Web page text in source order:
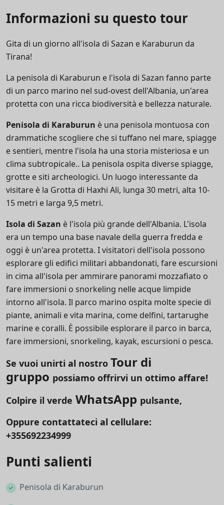
Informazioni su questo tour
Gita di un giorno all'isola di Sazan e Karaburun da
Tirana!
La penisola di Karaburun e l'isola di Sazan fanno parte
di un parco marino nel sud-ovest dell'Albania, un'area
protetta con una ricca biodiversità e bellezza naturale.
Penisola di Karaburun è una penisola montuosa con
drammatiche scogliere che si tuffano nel mare, spiagge
e sentieri, mentre l'isola ha una storia misteriosa e un
clima subtropicale.. La penisola ospita diverse spiagge,
grotte e siti archeologici. Un luogo interessante da
visitare è la Grotta di Haxhi Ali, lunga 30 metri, alta 10-
15 metri e larga 9,5 metri.
Isola di Sazan è l'isola più grande dell'Albania. L'isola
era un tempo una base navale della guerra fredda e
oggi è un'area protetta. I visitatori dell'isola possono
esplorare gli edifici militari abbandonati, fare escursioni
in cima all'isola per ammirare panorami mozzafiato o
fare immersioni o snorkeling nelle acque limpide
intorno all'isola. Il parco marino ospita molte specie di
piante, animali e vita marina, come delfini, tartarughe
marine e coralli. È possibile esplorare il parco in barca,
fare immersioni, snorkeling, kayak, escursioni o pesca.
Se vuoi unirti al nostro Tour di
gruppo possiamo offrirvi un ottimo affare!
Colpire il verde WhatsApp pulsante,
Oppure contattateci al cellulare:
+355692234999
Punti salienti
Penisola di Karaburun